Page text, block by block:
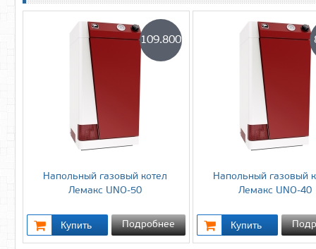
Напольный газовый котел
Лемакс UNO-50
109.800
Подробнее
Напольный газовый
Лемакс UNO-40